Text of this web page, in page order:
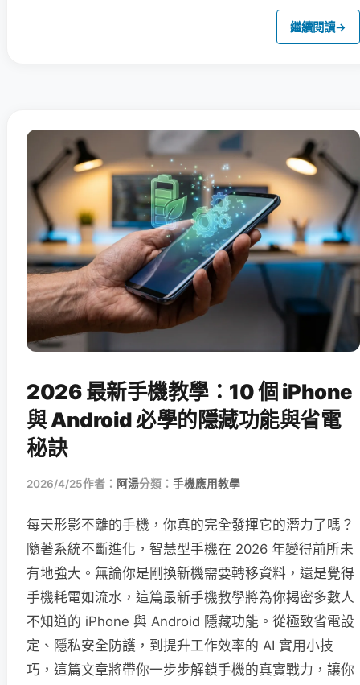
繼續閱讀→
2026 最新手機教學：10 個 iPhone
與 Android 必學的隱藏功能與省電
秘訣
2026/4/25作者： 阿湯分類： 手機應用教學
每天形影不離的手機，你真的完全發揮它的潛力了嗎？
隨著系統不斷進化，智慧型手機在 2026 年變得前所未
有地強大。無論你是剛換新機需要轉移資料，還是覺得
手機耗電如流水，這篇最新手機教學將為你揭密多數人
不知道的 iPhone 與 Android 隱藏功能。從極致省電設
定、隱私安全防護，到提升工作效率的 AI 實用小技
巧，這篇文章將帶你一步步解鎖手機的真實戰力，讓你